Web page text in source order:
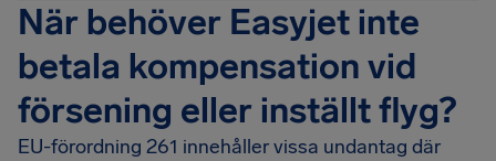
När behöver Easyjet inte
betala kompensation vid
försening eller inställt flyg?
EU-förordning 261 innehåller vissa undantag där